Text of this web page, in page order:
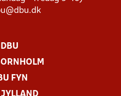
DBU
FYN